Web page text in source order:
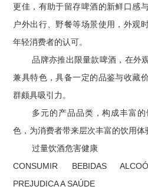
更佳，有助于留存啤酒的新鲜口感
户外出行、野餐等场景使用，外观
年轻消费者的认可。
品牌亦推出限量款啤酒，在外
兼具特色，具备一定的品鉴与收藏
群颇具吸引力。
多元的产品品类，构成丰富
色，为消费者带来层次丰富的饮用体
过量饮酒危害健康
CONSUMIR BEBIDAS
PREJUDICA A SAÚDE